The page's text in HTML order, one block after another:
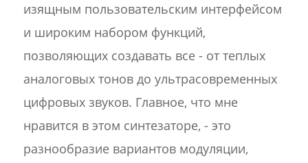
изящным пользовательским интерфейсом
и широким набором функций,
позволяющих создавать все - от теплых
аналоговых тонов до ультрасовременных
цифровых звуков. Главное, что мне
нравится в этом синтезаторе, - это
разнообразие вариантов модуляции,